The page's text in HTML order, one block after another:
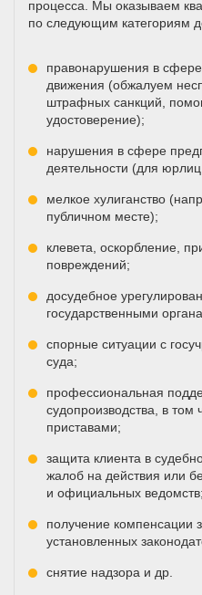
процесса. Мы оказываем
по следующим категориям
правонарушения в
движения (обжалуем
штрафных санкций,
удостоверение);
нарушения в сфере
деятельности (для
мелкое хулиганство
публичном месте);
клевета, оскорбление,
повреждений;
досудебное
государственными
спорные ситуации с
суда;
профессиональная
судопроизводства, в том
приставами;
защита клиента в
жалоб на действия или
и официальных ведомств;
получение компенсации
установленных
снятие надзора и др.